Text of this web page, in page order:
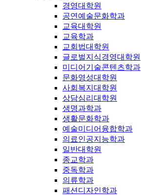
경영대학원
공연예술문화학과
교육대학원
교육학과
교회법대학원
글로벌지식경영대학원
미디어기술콘텐츠학과
문화영성대학원
사회복지대학원
상담심리대학원
생명과학과
생활문화학과
예술미디어융합학과
의료인공지능학과
일반대학원
종교학과
중독학과
의류학과
패션디자인학과